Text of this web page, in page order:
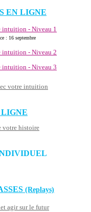
EN LIGNE
intuition - Niveau 1
: 16 septembre
intuition - Niveau 2
intuition - Niveau 3
votre intuition
votre histoire
(Replays)
agir sur le futur